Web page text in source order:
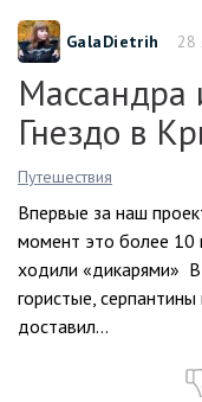
GalaDietrih 28
Массандра
Гнездо в
Путешествия
Впервые за наш
момент это более 10
ходили «дикарями»
гористые,
доставил...